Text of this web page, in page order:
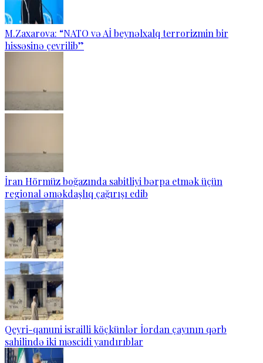
M.Zaxarova: “NATO və Aİ beynəlxalq terrorizmin bir
hissəsinə çevrilib”
İran Hörmüz boğazında sabitliyi bərpa etmək üçün
regional əməkdaşlıq çağırışı edib
Qeyri-qanuni israilli köçkünlər İordan çayının qərb
sahilində iki məscidi yandırıblar